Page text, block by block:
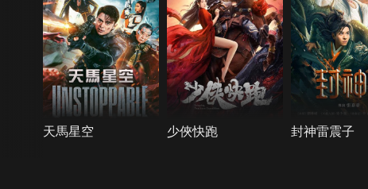
天馬星空 少俠快跑 封神雷震子